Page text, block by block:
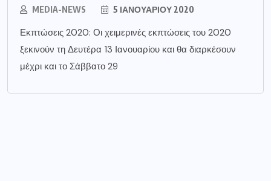
MEDIA-NEWS 5 ΙΑΝΟΥΑΡΊΟΥ 2020
Εκπτώσεις 2020: Οι χειμερινές εκπτώσεις του 2020
ξεκινούν τη Δευτέρα 13 Ιανουαρίου και θα διαρκέσουν
μέχρι και το Σάββατο 29